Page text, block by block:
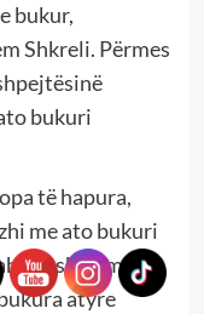
bukur,
Shkreli. Përmes
bukuri
të hapura,
me ato bukuri
me
atyre